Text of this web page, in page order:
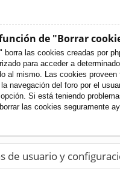
de "Borrar
borra las cookies creadas por
para acceder a
al mismo. Las cookies proveen
navegación del foro por el
Si está teniendo
las cookies seguramente
de usuario y